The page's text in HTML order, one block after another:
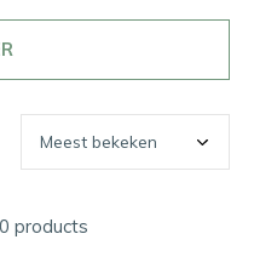
products